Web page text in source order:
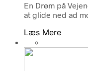
En Drøm på
at glide ned ad
Læs Mere